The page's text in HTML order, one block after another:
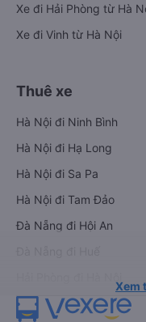
Xe đi Hải Phòng từ Hà
Xe đi Vinh từ Hà Nội
Thuê xe
Hà Nội đi Ninh Bình
Hà Nội đi Hạ Long
Hà Nội đi Sa Pa
Hà Nội đi Tam Đảo
Đà Nẵng đi Hội An
Xem